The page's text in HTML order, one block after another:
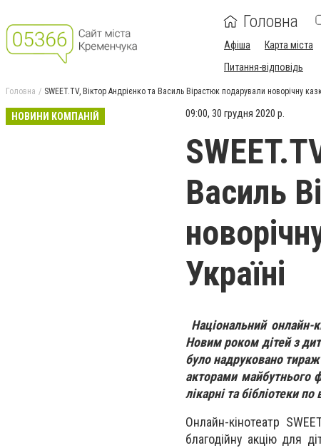
Головна
Афіша Карта міста
Питання-відповідь
Головна SWEET.TV, Віктор Андрієнко та Василь Вірастюк подарували новорічну
НОВИНИ КОМПАНІЙ 09:00, 30 грудня 2020 р.
Василь
Україні
Національний онлайн-
Новим роком дітей з
було надруковано
акторами майбутнього
лікарні та бібліотеки по
Онлайн-кінотеатр
благодійну акцію для